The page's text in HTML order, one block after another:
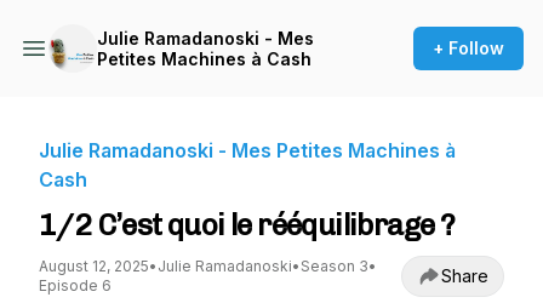
Julie Ramadanoski - Mes
Petites Machines à Cash
+ Follow
Julie Ramadanoski - Mes Petites Machines à
Cash
1/2 C’est quoi le rééquilibrage ?
August 12, 2025• Julie Ramadanoski• Season 3•
Episode 6
Share